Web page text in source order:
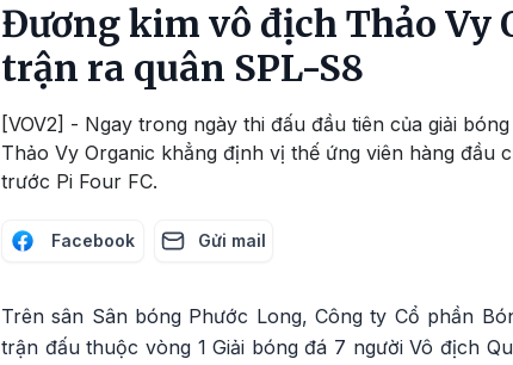
Đương kim vô địch Thảo Vy
trận ra quân SPL-S8
[VOV2] - Ngay trong ngày thi đấu đầu tiên của giải
Thảo Vy Organic khẳng định vị thế ứng viên hàng đầu
trước Pi Four FC.
Facebook Gửi mail
Trên sân Sân bóng Phước Long, Công ty Cổ phần
trận đấu thuộc vòng 1 Giải bóng đá 7 người Vô địch